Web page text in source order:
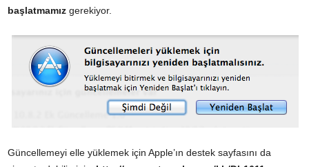
başlatmamız gerekiyor.
Güncellemeyi elle yüklemek için Apple’ın destek sayfasını da